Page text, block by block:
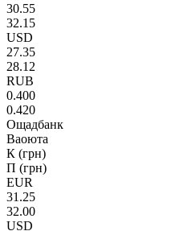
30.55
32.15
USD
27.35
28.12
RUB
0.400
0.420
Ощадбанк
Ваоюта
К (грн)
П (грн)
EUR
31.25
32.00
USD